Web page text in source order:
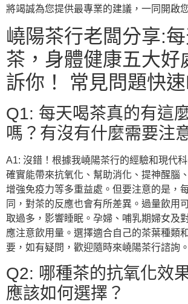
將竭誠為您提供最專業的建議，一同開啟
嶢陽茶行老闆分享:
茶，身體健康五大好
訴你！ 常見問題快
Q1: 每天喝茶真的有這
嗎？有沒有什麼需要注
A1: 沒錯！根據我嶢陽茶行的經驗和現代
確實能帶來抗氧化、幫助消化、提神醒腦
增強免疫力等多重益處。但要注意的是，
同，對茶的反應也會有所差異。過量飲用
取過多，影響睡眠。孕婦、哺乳期婦女及
應注意飲用量。選擇適合自己的茶葉種類
要，如有疑問，歡迎隨時來嶢陽茶行諮詢。
Q2: 哪種茶的抗氧化效
應該如何選擇？